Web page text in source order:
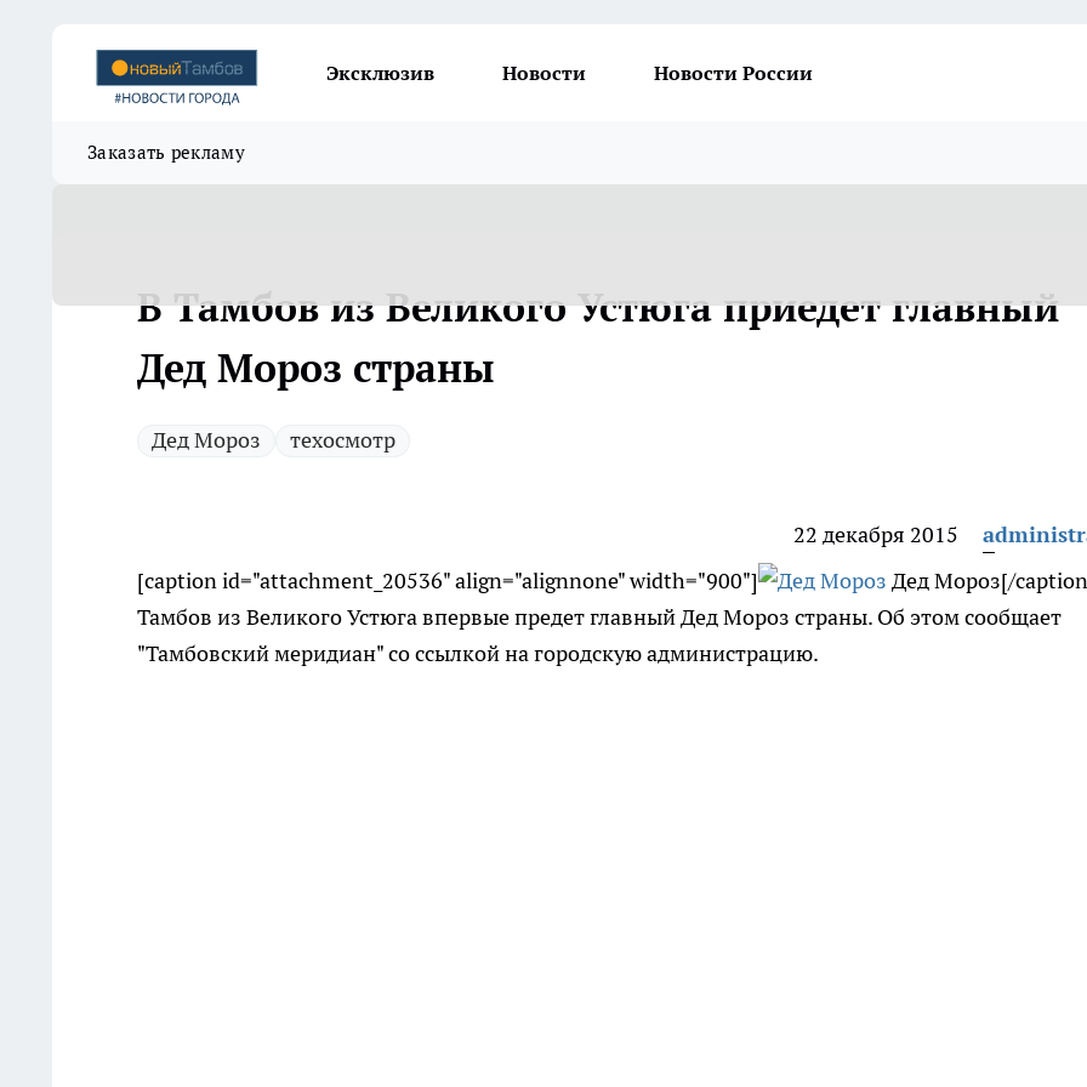
Эксклюзив Новости Новости России
Заказать рекламу
В Тамбов из Великого Устюга приедет главный
Дед Мороз страны
Дед Мороз техосмотр
22 декабря 2015
[caption id="attachment_20536" align="alignnone" width="900"]
Дед Мороз[/
Тамбов из Великого Устюга впервые предет главный Дед Мороз страны. Об этом сообщает
"Тамбовский меридиан" со ссылкой на городскую администрацию.